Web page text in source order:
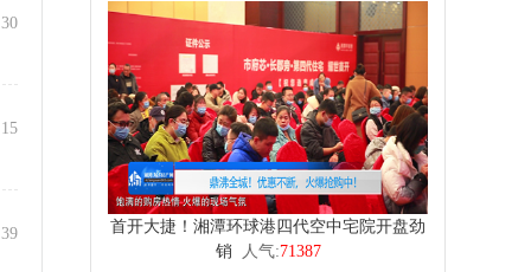
首开大捷！湘潭环球港四代空中宅院开盘劲
销 人气:71387